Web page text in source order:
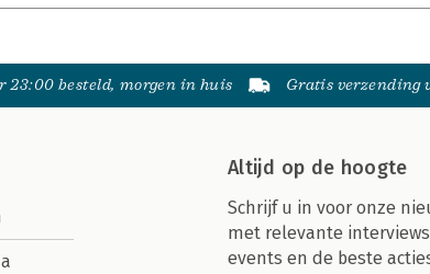
23:00 besteld, morgen in huis Gratis verzending
Altijd op de hoogte
Schrijf u in voor onze
met relevante
events en de beste